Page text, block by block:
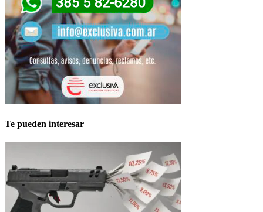
Te pueden interesar